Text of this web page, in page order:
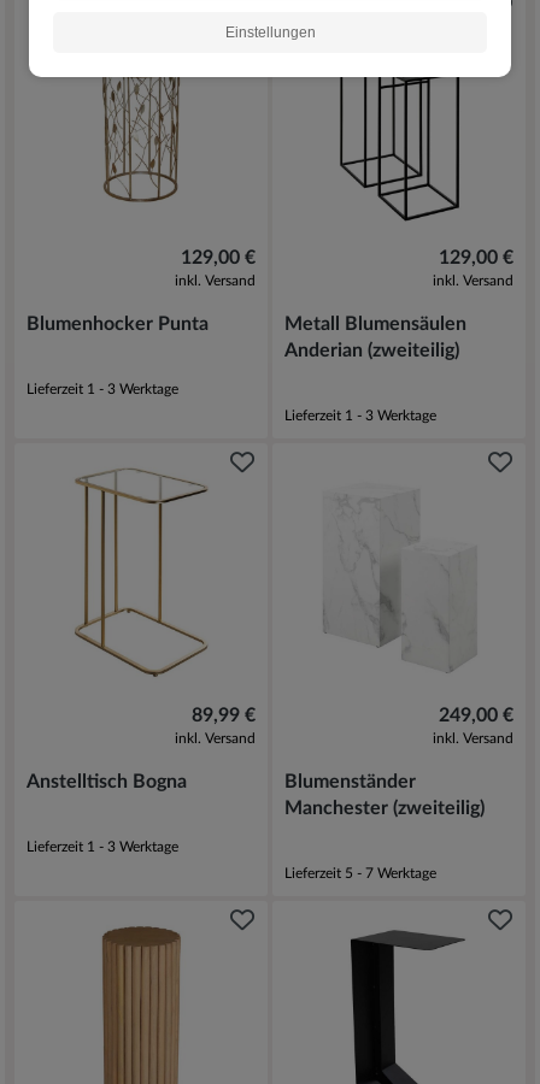
Einstellungen
129,00 €
inkl. Versand
Blumenhocker Punta
Lieferzeit 1 - 3 Werktage
129,00 €
inkl. Versand
Metall Blumensäulen
Anderian (zweiteilig)
Lieferzeit 1 - 3 Werktage
89,99 €
inkl. Versand
Anstelltisch Bogna
Lieferzeit 1 - 3 Werktage
249,00 €
inkl. Versand
Blumenständer
Manchester (zweiteilig)
Lieferzeit 5 - 7 Werktage